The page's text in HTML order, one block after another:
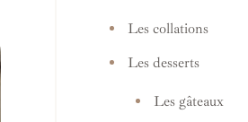
Les collations
Les desserts
Les gâteaux